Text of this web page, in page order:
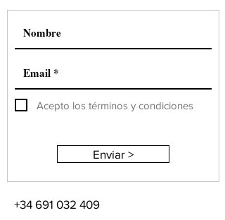
Acepto los términos y condiciones
Enviar >
+34 691 032 409